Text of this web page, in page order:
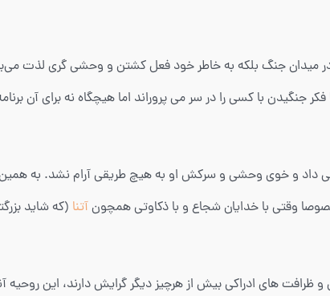
میدان جنگ بلکه به خاطر خود فعل کشتن و وحشی گری لذت
جنگیدن با کسی را در سر می پروراند اما هیچگاه نه برای آن
داد و خوی وحشی و سرکش او به هیچ طریقی آرام نشد. به همین
وقتی با خدایان شجاع و با ذکاوتی همچونآتنا (که شاید
و ظرافت های ادراکی بیش از هرچیز دیگر گرایش دارند، این